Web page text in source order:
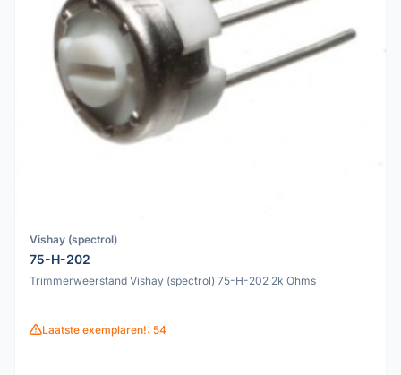
Vishay (spectrol)
75-H-202
Trimmerweerstand Vishay (spectrol) 75-H-202 2k Ohms
Laatste exemplaren!: 54